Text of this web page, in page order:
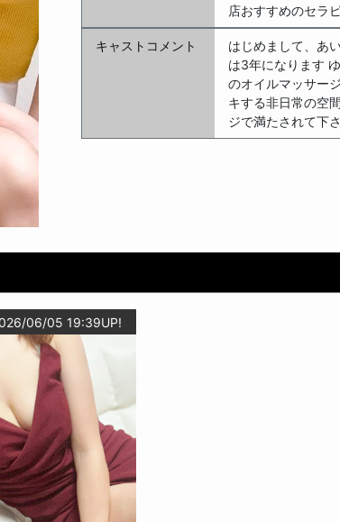
店おすすめのセラ
キャストコメント
はじめまして、あ
は3年になります
のオイルマッサー
キする非日常の空
ジで満たされて下
06/05 19:39UP!